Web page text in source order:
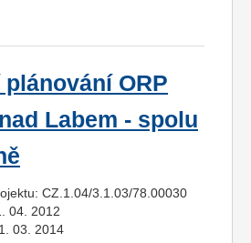
ORP
Labem - spolu
CZ.1.04/3.1.03/78.00030
04. 2012
03. 2014